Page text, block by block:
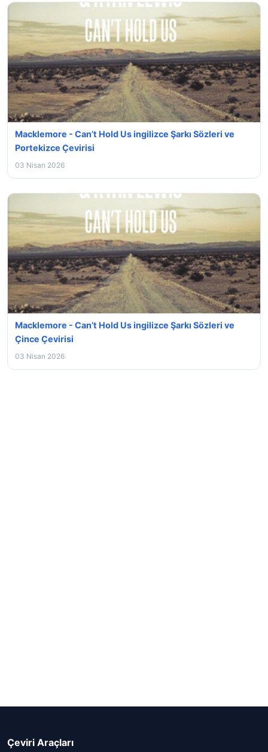
Macklemore - Can’t Hold Us ingilizce Şarkı Sözleri ve
Portekizce Çevirisi
03 Nisan 2026
Macklemore - Can’t Hold Us ingilizce Şarkı Sözleri ve
Çince Çevirisi
03 Nisan 2026
Çeviri Araçları